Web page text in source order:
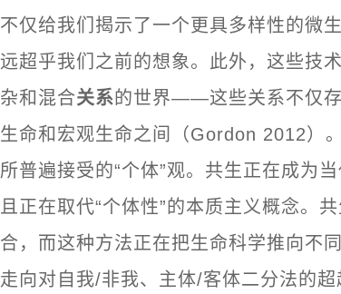
不仅给我们揭示了一个更具多样性的微
远超乎我们之前的想象。此外，这些技
杂和混合关系的世界——这些关系不仅
生命和宏观生命之间（Gordon 2012）
所普遍接受的“个体”观。共生正在成为
且正在取代“个体性”的本质主义概念。
合，而这种方法正在把生命科学推向不
走向对自我/非我、主体/客体二分法的